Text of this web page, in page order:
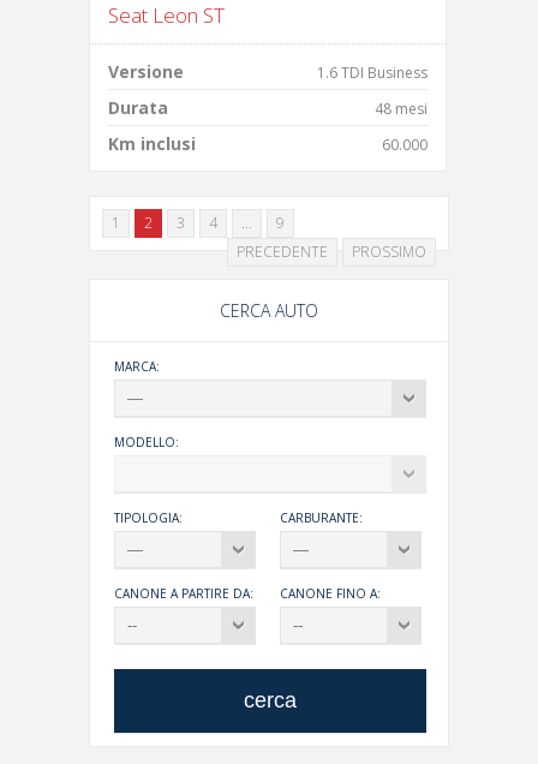
Seat Leon ST
Versione 1.6 TDI Business
Durata 48 mesi
Km inclusi 60.000
1 2 3 4 …
9
PRECEDENTE
PROSSIMO
CERCA AUTO
MARCA:
MODELLO:
TIPOLOGIA: CARBURANTE:
CANONE A PARTIRE DA: CANONE FINO A: